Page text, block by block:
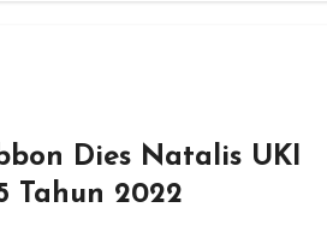
Dies Natalis UKI
Tahun 2022